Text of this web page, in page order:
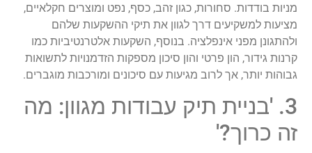
מניות בודדות. סחורות, כגון זהב, כסף, נפט ומוצרים חקלאיים,
מציעות למשקיעים דרך לגוון את תיקי ההשקעות שלהם
ולהתגונן מפני אינפלציה. בנוסף, השקעות אלטרנטיביות כמו
קרנות גידור, הון פרטי והון סיכון מספקות הזדמנויות לתשואות
גבוהות יותר, אך לרוב מגיעות עם סיכונים ומורכבות מוגברים.
3. 'בניית תיק עבודות מגוון: מה
זה כרוך?'